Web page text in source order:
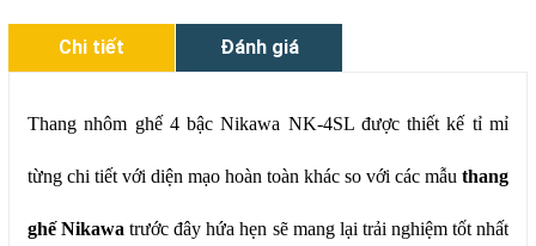
Chi tiết Đánh giá
Thang nhôm ghế 4 bậc Nikawa NK-4SL được thiết kế tỉ mỉ
từng chi tiết với diện mạo hoàn toàn khác so với các mẫu thang
ghế Nikawa trước đây hứa hẹn sẽ mang lại trải nghiệm tốt nhất